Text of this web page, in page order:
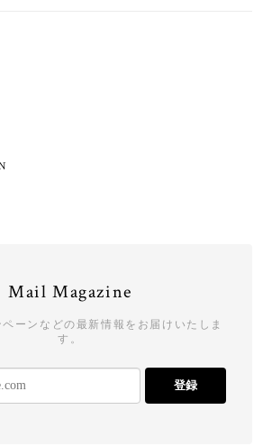
Mail Magazine
ーンなどの最新情報をお届けいたしま
す。
登録